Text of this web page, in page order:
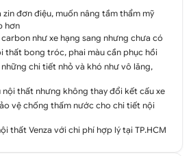
zin đơn điệu, muốn nâng tầm thẩm mỹ
hơn
như xe hạng sang nhưng chưa có
thất bong tróc, phai màu cần phục hồi
chi tiết nhỏ và khó như vô lăng,
nội thất nhưng không thay đổi kết cấu xe
vệ chống thấm nước cho chi tiết nội
thất Venza với chi phí hợp lý tại TP.HCM